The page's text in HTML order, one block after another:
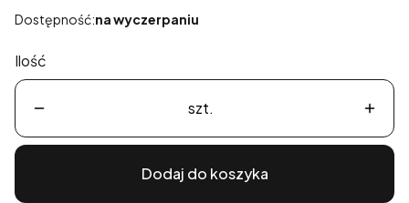
Dostępność:na wyczerpaniu
Ilość
szt.
Dodaj do koszyka